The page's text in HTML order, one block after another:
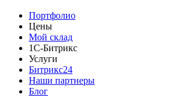
Портфолио
Цены
Мой склад
1С-Битрикс
Услуги
Битрикс24
Наши партнеры
Блог